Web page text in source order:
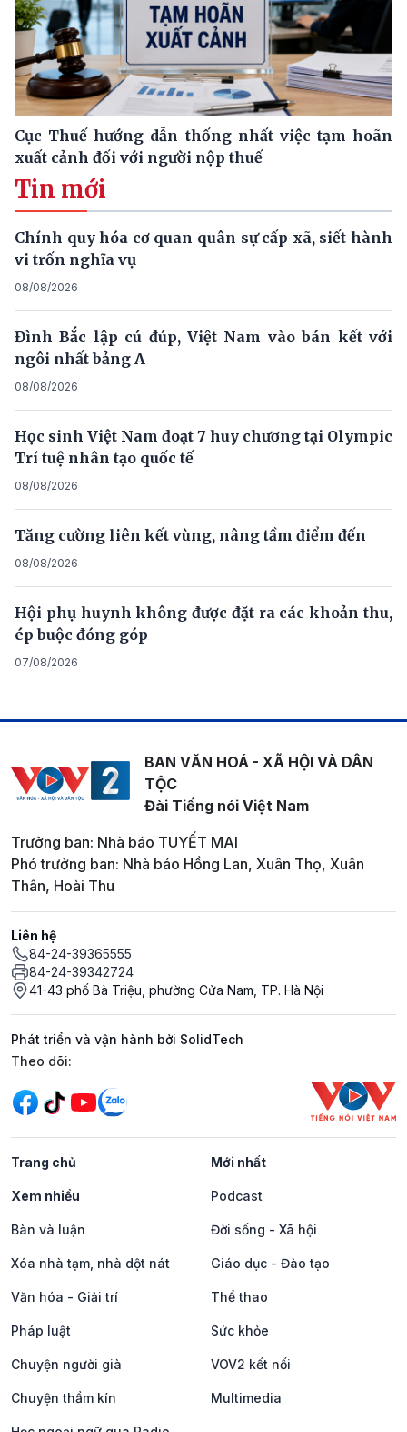
Cục Thuế hướng dẫn thống nhất việc tạm hoãn
xuất cảnh đối với người nộp thuế
Tin mới
Chính quy hóa cơ quan quân sự cấp xã, siết hành
vi trốn nghĩa vụ
08/08/2026
Đình Bắc lập cú đúp, Việt Nam vào bán kết với
ngôi nhất bảng A
08/08/2026
Học sinh Việt Nam đoạt 7 huy chương tại Olympic
Trí tuệ nhân tạo quốc tế
08/08/2026
Tăng cường liên kết vùng, nâng tầm điểm đến
08/08/2026
Hội phụ huynh không được đặt ra các khoản thu,
ép buộc đóng góp
07/08/2026
BAN VĂN HOÁ - XÃ HỘI VÀ DÂN
TỘC
Đài Tiếng nói Việt Nam
Trưởng ban: Nhà báo TUYẾT MAI
Phó trưởng ban: Nhà báo Hồng Lan, Xuân Thọ, Xuân
Thân, Hoài Thu
Liên hệ
84-24-39365555
84-24-39342724
41-43 phố Bà Triệu, phường Cửa Nam, TP. Hà Nội
Phát triển và vận hành bởi SolidTech
Mạng xã hội
Theo dõi:
Trang chủ Mới nhất
Xem nhiều Podcast
Bàn và luận Đời sống - Xã hội
Xóa nhà tạm, nhà dột nát Giáo dục - Đào tạo
Văn hóa - Giải trí Thể thao
Pháp luật Sức khỏe
Chuyện người già VOV2 kết nối
Chuyện thầm kín Multimedia